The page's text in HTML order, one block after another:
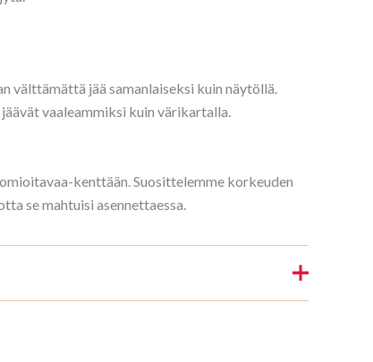
välttämättä jää samanlaiseksi kuin näytöllä.
vaaleammiksi kuin värikartalla.
kenttään. Suosittelemme korkeuden
se mahtuisi asennettaessa.